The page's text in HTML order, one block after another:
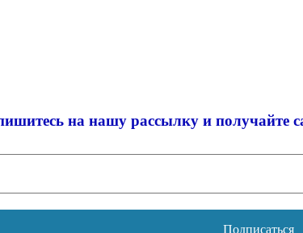
на нашу рассылку и получайте